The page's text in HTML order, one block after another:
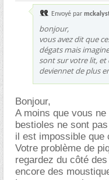
Envoyé par
bonjour,
vous avez dit que
dégats mais
sont sur votre lit, et
deviennet de plus
Bonjour,
A moins que vous
bestioles ne sont
il est impossible que
Votre problème de
regardez du côté
encore des